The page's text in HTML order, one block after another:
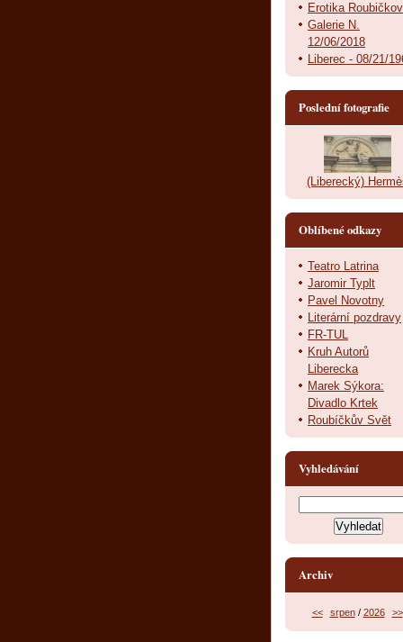
Erotika
Galerie N.
12/06/2018
Liberec - 08/21/
Poslední fotografie
(Liberecký)
Oblíbené odkazy
Teatro Latrina
Jaromir Typlt
Pavel Novotny
Literární pozdravy
FR-TUL
Kruh Autorů
Liberecka
Marek Sýkora:
Divadlo Krtek
Roubíčkův Svět
Vyhledávání
Archiv
<< srpen/ 2026 >>